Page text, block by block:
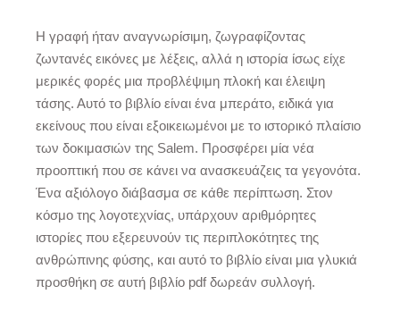
Η γραφή ήταν αναγνωρίσιμη, ζωγραφίζοντας
ζωντανές εικόνες με λέξεις, αλλά η ιστορία ίσως είχε
μερικές φορές μια προβλέψιμη πλοκή και έλειψη
τάσης. Αυτό το βιβλίο είναι ένα μπεράτο, ειδικά για
εκείνους που είναι εξοικειωμένοι με το ιστορικό πλαίσιο
των δοκιμασιών της Salem. Προσφέρει μία νέα
προοπτική που σε κάνει να ανασκευάζεις τα γεγονότα.
Ένα αξιόλογο διάβασμα σε κάθε περίπτωση. Στον
κόσμο της λογοτεχνίας, υπάρχουν αριθμόρητες
ιστορίες που εξερευνούν τις περιπλοκότητες της
ανθρώπινης φύσης, και αυτό το βιβλίο είναι μια γλυκιά
προσθήκη σε αυτή βιβλίο pdf δωρεάν συλλογή.